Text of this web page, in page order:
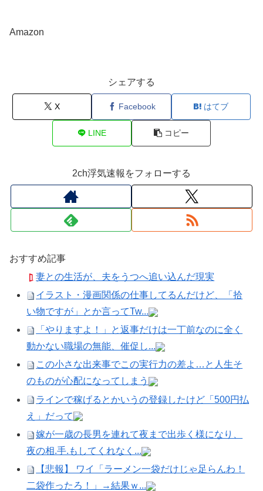
Amazon
シェアする
X Facebook はてブ
LINE コピー
2ch浮気速報をフォローする
おすすめ記事
妻との生活が、夫をうつへ追い込んだ現実
イラスト・漫画関係の仕事してるんだけど、「拾
い物ですが」とか言ってTw...
「やりますよ！」と返事だけは一丁前なのに全く
動かない職場の無能、催促し...
この小さな出来事でこの実行力の差よ…と人生そ
のものが心配になってしまう
ラインで稼げるとかいうの登録したけど「500円払
え」だって
嫁が一歳の長男を連れて夜まで出歩く様になり、
夜の相.手.もしてくれなく...
【悲報】 ワイ「ラーメン一袋だけじゃ足らんわ！
二袋作ったろ！」→結果ｗ...